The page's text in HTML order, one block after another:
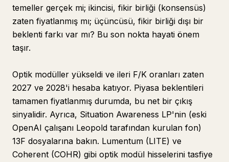
temeller gerçek mi; ikincisi, fikir birliği (konsensüs)
zaten fiyatlanmış mı; üçüncüsü, fikir birliği dışı bir
beklenti farkı var mı? Bu son nokta hayati önem
taşır.
Optik modüller yükseldi ve ileri F/K oranları zaten
2027 ve 2028'i hesaba katıyor. Piyasa beklentileri
tamamen fiyatlanmış durumda, bu net bir çıkış
sinyalidir. Ayrıca, Situation Awareness LP'nin (eski
OpenAI çalışanı Leopold tarafından kurulan fon)
13F dosyalarına bakın. Lumentum (LITE) ve
Coherent (COHR) gibi optik modül hisselerini tasfiye